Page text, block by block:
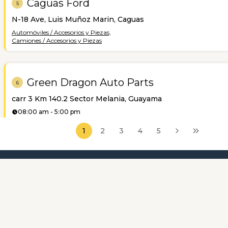
5 Caguas Ford
N-18 Ave, Luis Muñoz Marin, Caguas
Automóviles / Accesorios y Piezas,
Camiones / Accesorios y Piezas
6 Green Dragon Auto Parts
carr 3 Km 140.2 Sector Melania, Guayama
08:00 am - 5:00 pm
Automóviles / Accesorios y Piezas
1 2 3 4 5